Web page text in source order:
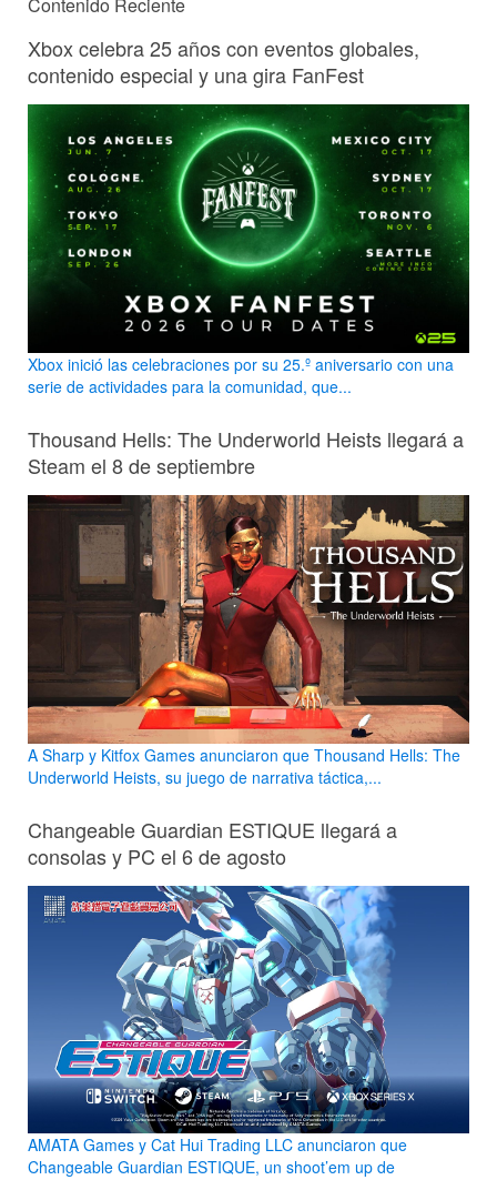
Xbox celebra 25 años con eventos globales,
contenido especial y una gira FanFest
Xbox inició las celebraciones por su 25.º aniversario con una
serie de actividades para la comunidad, que...
Thousand Hells: The Underworld Heists llegará a
Steam el 8 de septiembre
A Sharp y Kitfox Games anunciaron que Thousand Hells: The
Underworld Heists, su juego de narrativa táctica,...
Changeable Guardian ESTIQUE llegará a
consolas y PC el 6 de agosto
AMATA Games y Cat Hui Trading LLC anunciaron que
Changeable Guardian ESTIQUE, un shoot’em up de